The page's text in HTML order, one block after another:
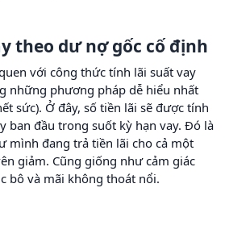
theo dư nợ gốc cố định
với công thức tính lãi suất vay
những phương pháp dễ hiểu nhất
sức). Ở đây, số tiền lãi sẽ được tính
ban đầu trong suốt kỳ hạn vay. Đó là
mình đang trả tiền lãi cho cả một
giảm. Cũng giống như cảm giác
bô và mãi không thoát nổi.